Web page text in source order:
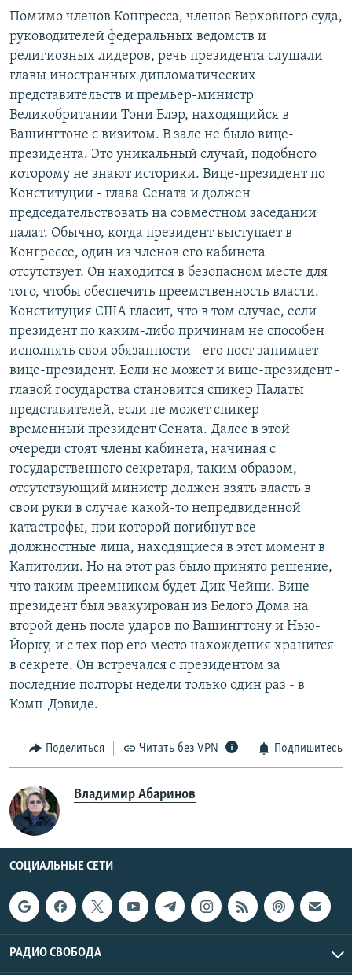
Помимо членов Конгресса, членов Верховного суда,
руководителей федеральных ведомств и
религиозных лидеров, речь президента слушали
главы иностранных дипломатических
представительств и премьер-министр
Великобритании Тони Блэр, находящийся в
Вашингтоне с визитом. В зале не было вице-
президента. Это уникальный случай, подобного
которому не знают историки. Вице-президент по
Конституции - глава Сената и должен
председательствовать на совместном заседании
палат. Обычно, когда президент выступает в
Конгрессе, один из членов его кабинета
отсутствует. Он находится в безопасном месте для
того, чтобы обеспечить преемственность власти.
Конституция США гласит, что в том случае, если
президент по каким-либо причинам не способен
исполнять свои обязанности - его пост занимает
вице-президент. Если не может и вице-президент -
главой государства становится спикер Палаты
представителей, если не может спикер -
временный президент Сената. Далее в этой
очереди стоят члены кабинета, начиная с
государственного секретаря, таким образом,
отсутствующий министр должен взять власть в
свои руки в случае какой-то непредвиденной
катастрофы, при которой погибнут все
должностные лица, находящиеся в этот момент в
Капитолии. Но на этот раз было принято решение,
что таким преемником будет Дик Чейни. Вице-
президент был эвакуирован из Белого Дома на
второй день после ударов по Вашингтону и Нью-
Йорку, и с тех пор его место нахождения хранится
в секрете. Он встречался с президентом за
последние полторы недели только один раз - в
Кэмп-Дэвиде.
Поделиться Читать без VPN Подпишитесь
Владимир Абаринов
СОЦИАЛЬНЫЕ СЕТИ
РАДИО СВОБОДА